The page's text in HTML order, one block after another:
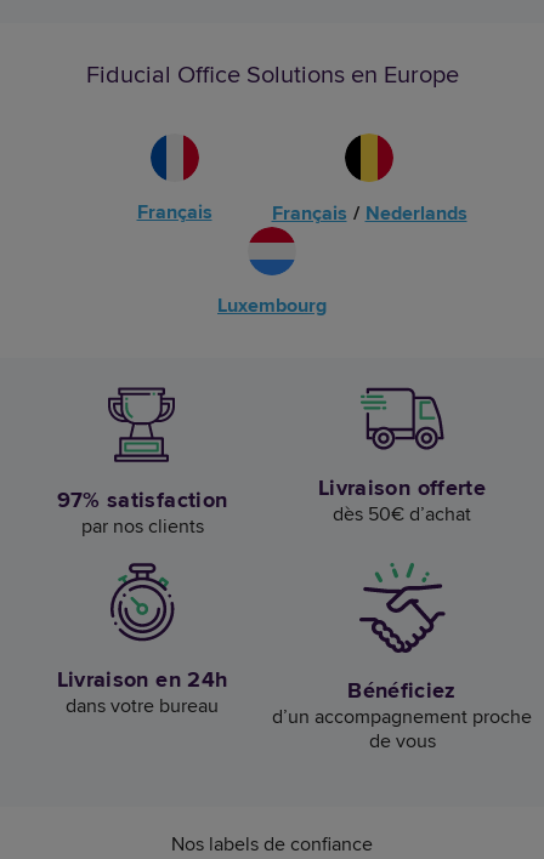
Fiducial Office Solutions en Europe
Français Français / Nederlands
Luxembourg
97% satisfaction
par nos clients
Livraison offerte
dès 50€ d’achat
Livraison en 24h
dans votre bureau Bénéficiez
d’un accompagnement proche
de vous
Nos labels de confiance